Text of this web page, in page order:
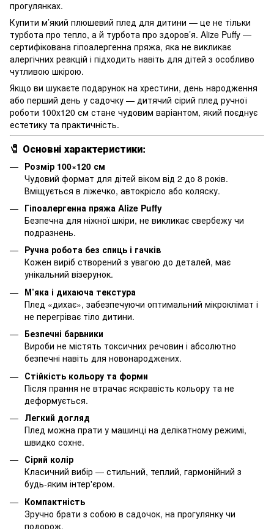
прогулянках.
Купити м’який плюшевий плед для дитини — це не тільки
турбота про тепло, а й турбота про здоров’я. Alize Puffy —
сертифікована гіпоалергенна пряжа, яка не викликає
алергічних реакцій і підходить навіть для дітей з особливо
чутливою шкірою.
Якщо ви шукаєте подарунок на хрестини, день народження
або перший день у садочку — дитячий сірий плед ручної
роботи 100х120 см стане чудовим варіантом, який поєднує
естетику та практичність.
🧷 Основні характеристики:
Розмір 100×120 см
Чудовий формат для дітей віком від 2 до 8 років.
Вміщується в ліжечко, автокрісло або коляску.
Гіпоалергенна пряжа Alize Puffy
Безпечна для ніжної шкіри, не викликає свербежу чи
подразнень.
Ручна робота без спиць і гачків
Кожен виріб створений з увагою до деталей, має
унікальний візерунок.
М’яка і дихаюча текстура
Плед «дихає», забезпечуючи оптимальний мікроклімат і
не перегріває тіло дитини.
Безпечні барвники
Вироби не містять токсичних речовин і абсолютно
безпечні навіть для новонароджених.
Стійкість кольору та форми
Після прання не втрачає яскравість кольору та не
деформується.
Легкий догляд
Плед можна прати у машинці на делікатному режимі,
швидко сохне.
Сірий колір
Класичний вибір — стильний, теплий, гармонійний з
будь-яким інтер'єром.
Компактність
Зручно брати з собою в садочок, на прогулянку чи
подорож.